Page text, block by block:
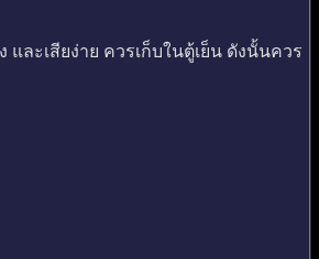
ละเสียง่าย ควรเก็บในตู้เย็น ดังนั้นควร